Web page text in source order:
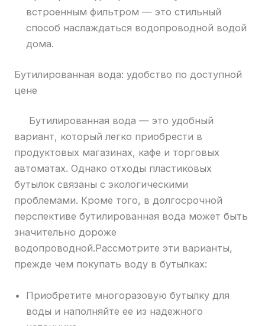
встроенным фильтром — это стильный
способ наслаждаться водопроводной водой
дома.
Бутилированная вода: удобство по доступной
цене
Бутилированная вода — это удобный
вариант, который легко приобрести в
продуктовых магазинах, кафе и торговых
автоматах. Однако отходы пластиковых
бутылок связаны с экологическими
проблемами. Кроме того, в долгосрочной
перспективе бутилированная вода может быть
значительно дороже
водопроводной.Рассмотрите эти варианты,
прежде чем покупать воду в бутылках:
Приобретите многоразовую бутылку для
воды и наполняйте ее из надежного